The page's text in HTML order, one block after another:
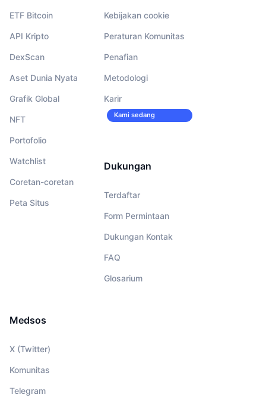
ETF Bitcoin
API Kripto
DexScan
Aset Dunia Nyata
Grafik Global
NFT
Portofolio
Watchlist
Coretan-coretan
Peta Situs
Kebijakan cookie
Peraturan Komunitas
Penafian
Metodologi
Karir
Kami sedang
merekrut!
Dukungan
Terdaftar
Form Permintaan
Dukungan Kontak
FAQ
Glosarium
Medsos
X (Twitter)
Komunitas
Telegram